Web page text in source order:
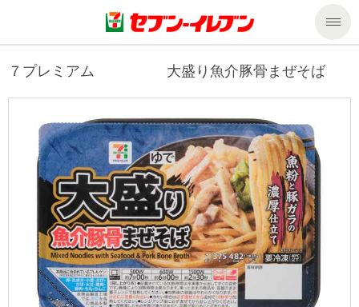
商品のご案内
今週の新商品
来週の新商品
商品カテゴリ一覧
セブンプレミアム
サービス
サービストップ
nanacoトップ
マルチコピー機でできること
企業情報
企業情報トップ
ニュースリリース
私たちの取組み
サステナビリティ
７プレミアム 大盛り魚介豚骨まぜそば